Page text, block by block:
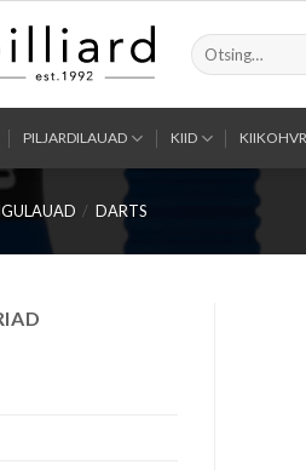
Otsi:
PILJARDILAUAD KIID
/ DARTS